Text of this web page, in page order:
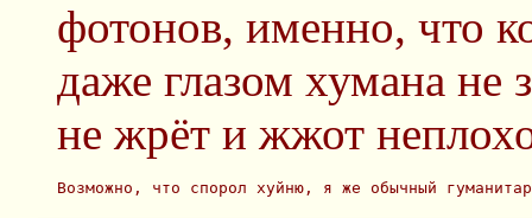
фотонов, именно, что
даже глазом хумана не
не жрёт и жжот
Возможно, что спорол хуйню, я же обычный